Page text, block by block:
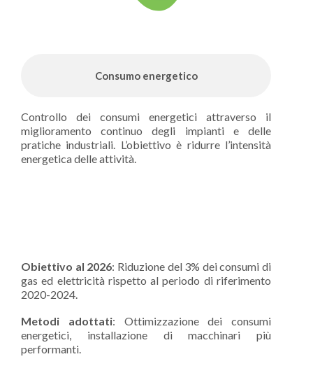
Consumo energetico
Controllo dei consumi energetici attraverso il
miglioramento continuo degli impianti e delle
pratiche industriali. L’obiettivo è ridurre l’intensità
energetica delle attività.
Obiettivo al 2026: Riduzione del 3% dei consumi di
gas ed elettricità rispetto al periodo di riferimento
2020-2024.
Metodi adottati: Ottimizzazione dei consumi
energetici, installazione di macchinari più
performanti.